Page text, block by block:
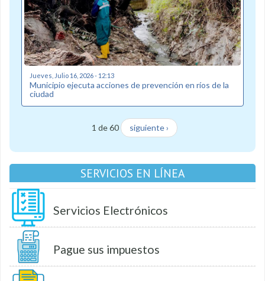
Jueves, Julio 16, 2026 - 12:13
Municipio ejecuta acciones de prevención en ríos de la
ciudad
1 de 60 siguiente ›
SERVICIOS EN LÍNEA
Servicios Electrónicos
Pague sus impuestos